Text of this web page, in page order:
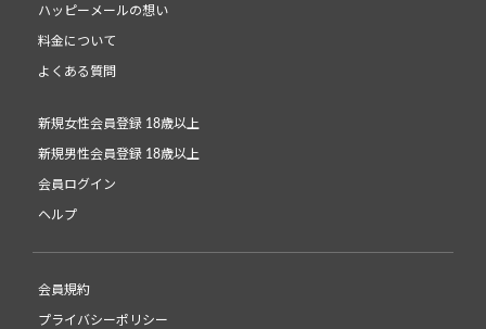
ハッピーメールの想い
料金について
よくある質問
新規女性会員登録 18歳以上
新規男性会員登録 18歳以上
会員ログイン
ヘルプ
会員規約
プライバシーポリシー